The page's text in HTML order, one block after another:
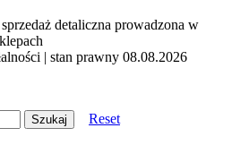
detaliczna prowadzona w
| stan prawny 08.08.2026
Reset